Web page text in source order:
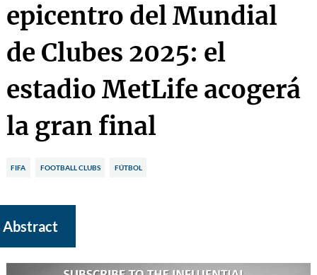
epicentro del Mundial
de Clubes 2025: el
estadio MetLife acogerá
la gran final
FIFA FOOTBALL CLUBS FÚTBOL
Abstract